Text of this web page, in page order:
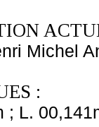
Michel
:
; L.